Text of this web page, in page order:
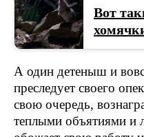
Вот
А один детеныш и
преследует своего
свою очередь,
теплыми объятиями и